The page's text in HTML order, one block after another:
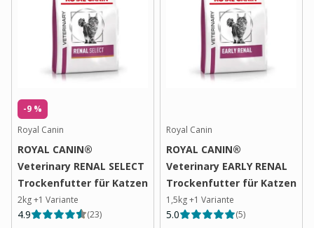
-9 %
Royal Canin
ROYAL CANIN®
Veterinary RENAL SELECT
Trockenfutter für Katzen
2kg+1 Variante
4.9 (23)
Royal Canin
ROYAL CANIN®
Veterinary EARLY RENAL
Trockenfutter für Katzen
1,5kg+1 Variante
5.0 (5)